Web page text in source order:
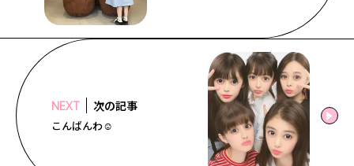
NEXT 次の記事
こんばんわ︎☺️︎